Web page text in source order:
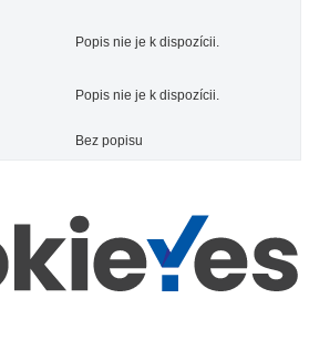
Popis nie je k dispozícii.
Popis nie je k dispozícii.
Bez popisu